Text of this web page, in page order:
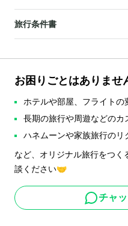
旅行条件書
お困りごとはありませ
ホテルや部屋、フライトの
長期の旅行や周遊などのカ
ハネムーンや家族旅行のリ
など、オリジナル旅行をつく
談ください🤝
チャ